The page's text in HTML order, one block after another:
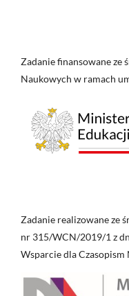
Zadanie finansowane ze
Naukowych w ramach
Zadanie realizowane ze
nr 315/WCN/2019/1 z
Wsparcie dla Czasopism